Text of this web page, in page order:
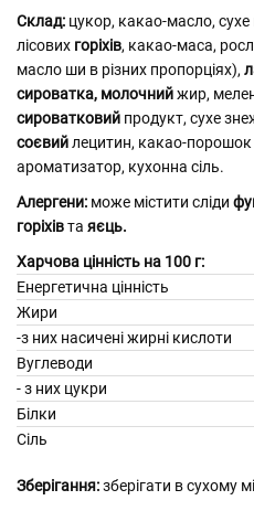
Склад: цукор, какао-масло,
лісових горіхів, какао-маса,
масло ши в різних пропорціях),
сироватка, молочнийжир,
сироватковий продукт, сухе
соєвийлецитин, какао-
ароматизатор, кухонна сіль.
Алергени: може містити сліди
горіхівта яєць.
Харчова цінність на 100 г:
Енергетична цінність
Жири
-з них насичені жирні
Вуглеводи
- з них цукри
Білки
Сіль
Зберігання:зберігати в сухому